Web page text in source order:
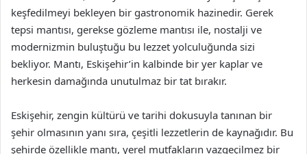
keşfedilmeyi bekleyen bir gastronomik hazinedir. Gerek
tepsi mantısı, gerekse gözleme mantısı ile, nostalji ve
modernizmin buluştuğu bu lezzet yolculuğunda sizi
bekliyor. Mantı, Eskişehir’in kalbinde bir yer kaplar ve
herkesin damağında unutulmaz bir tat bırakır.
Eskişehir, zengin kültürü ve tarihi dokusuyla tanınan bir
şehir olmasının yanı sıra, çeşitli lezzetlerin de kaynağıdır. Bu
şehirde özellikle mantı, yerel mutfakların vazgeçilmez bir